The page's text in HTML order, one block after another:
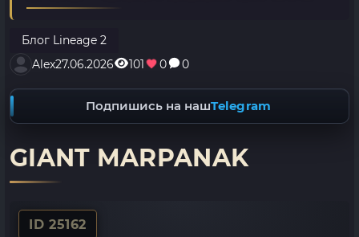
Блог Lineage 2
Alex27.06.2026 101 0 0
Подпишись на нашTelegram
GIANT MARPANAK
ID 25162